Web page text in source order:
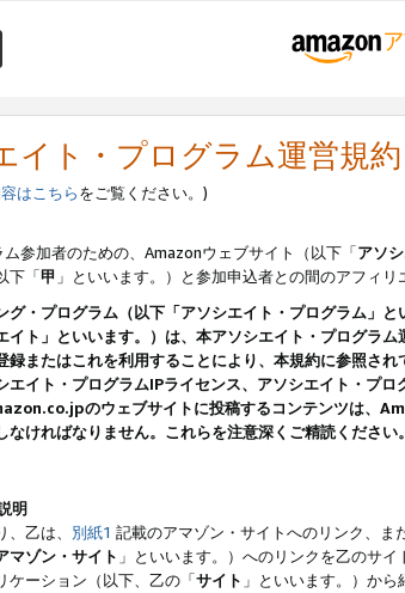
イト・プログラム運営規約
はこちらをご覧ください。)
参加者のための、Amazonウェブサイト（以下「アソ
下「甲 」といいます。）と参加申込者との間のアフィ
グ・プログラム（以下「アソシエイト・プログラム」
イト」といいます。）は、本アソシエイト・プログラ
録またはこれを利用することにより、本規約に参照され
エイト・プログラムIPライセンス、アソシエイト・プ
のウェブサイトに投稿するコンテンツは、
ければなりません。これらを注意深くご精読ください。
明
乙は、 別紙1 記載のアマゾン・サイトへのリンク、ま
マゾン・サイト 」といいます。）へのリンクを乙のサ
ケーション（以下、乙の「サイト 」といいます。）か